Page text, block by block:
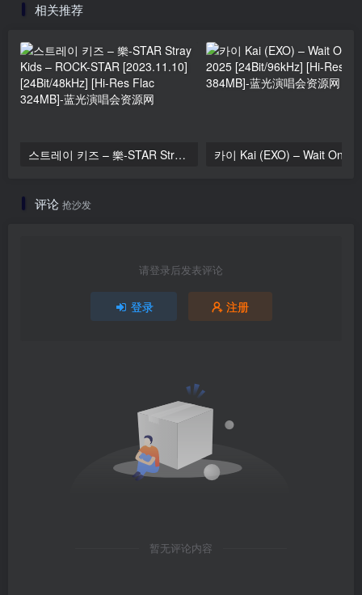
[2025.11.26] [24Bit/48kHz]
相关推荐
스트레이 키즈 – 樂-STAR Stray Kids – ROCK-STAR [2023.11.10] [24Bit/48kHz] [Hi-Res Flac 324MB]
评论 抢沙发
请登录后发表评论
登录 注册
暂无评论内容